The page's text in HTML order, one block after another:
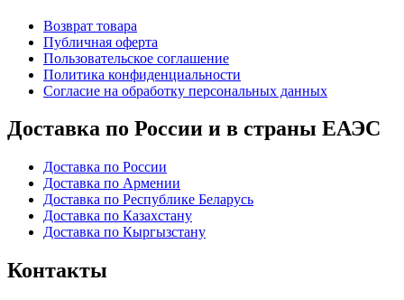
Возврат товара
Публичная оферта
Пользовательское соглашение
Политика конфиденциальности
Согласие на обработку персональных данных
Доставка по России и в страны ЕАЭС
Доставка по России
Доставка по Армении
Доставка по Республике Беларусь
Доставка по Казахстану
Доставка по Кыргызстану
Контакты